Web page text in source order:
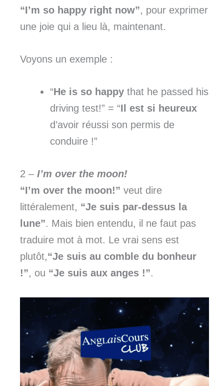
“I’m so happy right now”, pour exprimer
une joie qui a lieu là, maintenant.
Voyons un exemple :
“He is so happy that he passed his
driving test!” = “Il est si heureux
d’avoir réussi son permis de
conduire !”
2 – I’m over the moon!
“I’m over the moon!” veut dire
littéralement, “Je suis par-dessus la
lune”. Mais bien entendu, il ne faut pas
traduire mot à mot. Le vrai sens est
plutôt,“Je suis au comble du bonheur
!”, ou “Je suis aux anges !”.